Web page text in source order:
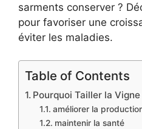
sarments conserver ?
pour favoriser une
éviter les maladies.
Table of Contents
Pourquoi Tailler la Vigne
améliorer la
maintenir la santé